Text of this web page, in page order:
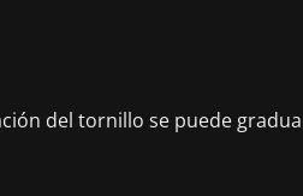
del tornillo se puede